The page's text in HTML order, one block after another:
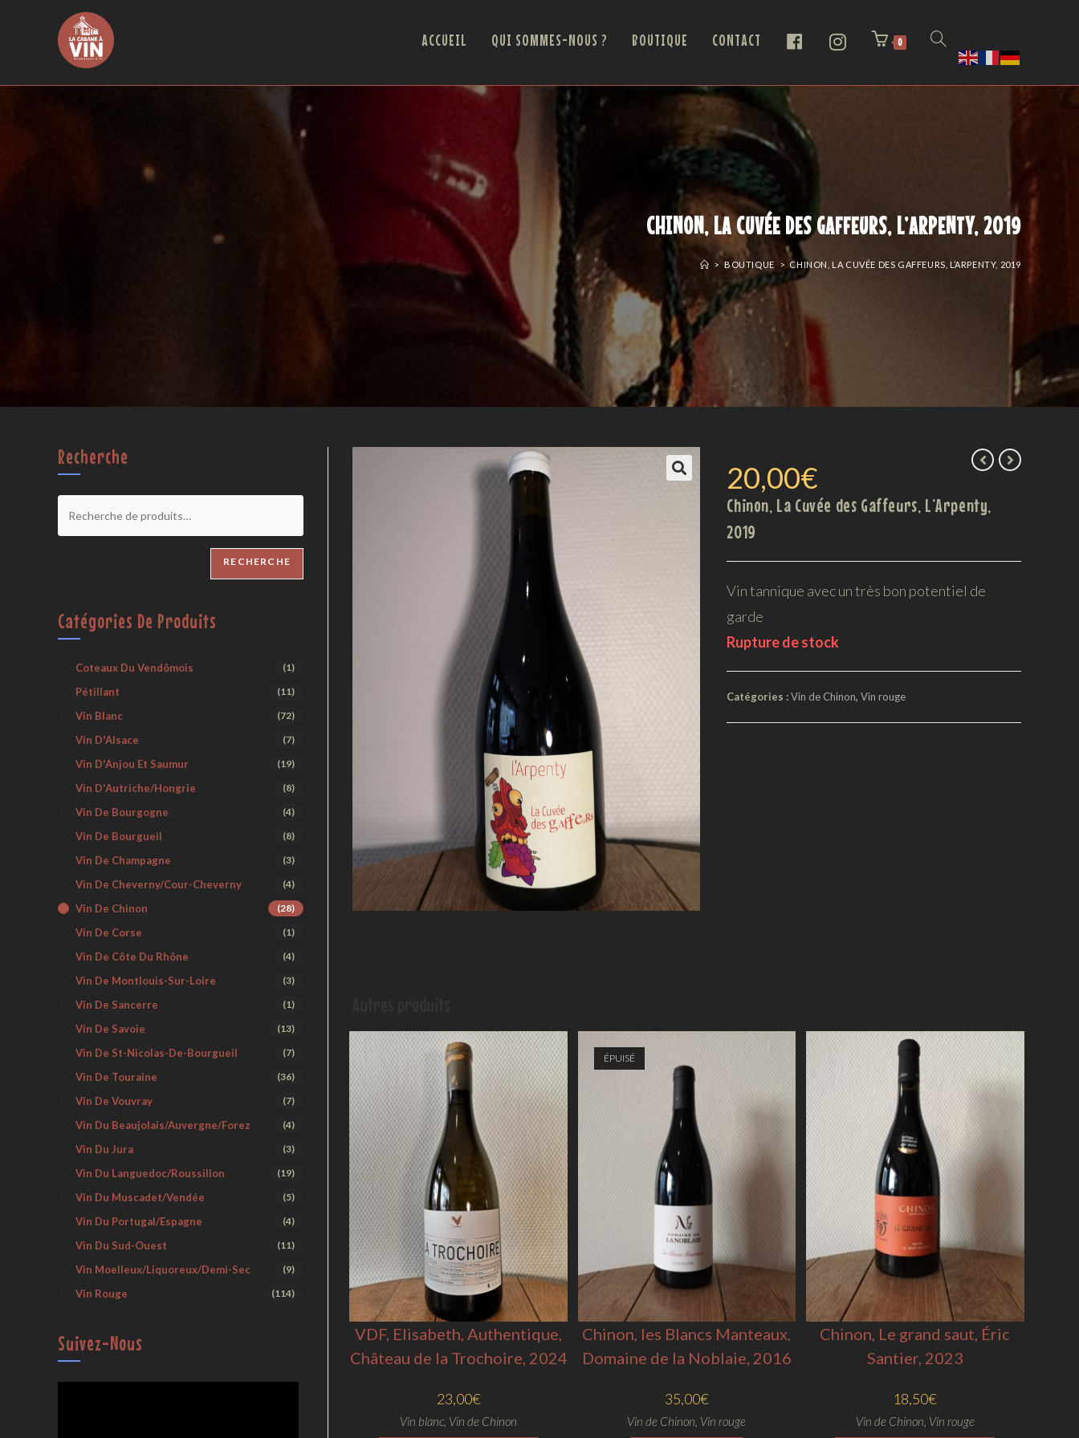
ACCUEIL QUI SOMMES-NOUS ? BOUTIQUE CONTACT 0
CHINON, LA CUVÉE DES GAFFEURS, L’ARPENTY, 2019
> BOUTIQUE > CHINON, LA CUVÉE DES GAFFEURS, L’ARPENTY, 2019
20,00€
Chinon, La Cuvée des Gaffeurs, L’Arpenty,
2019
Vin tannique avec un très bon potentiel de
garde
Rupture de stock
Catégories :Vin de Chinon,Vin rouge
VDF, Elisabeth, Authentique,
Château de la Trochoire, 2024
23,00€
Vin blanc, Vin de Chinon
ÉPUISÉ
Chinon, les Blancs Manteaux,
Domaine de la Noblaie, 2016
35,00€
Vin de Chinon, Vin rouge
Chinon, Le grand saut, Éric
Santier, 2023
18,50€
Vin de Chinon, Vin rouge
Recherche
RECHERCHE
Catégories De Produits
Coteaux Du Vendômois (1)
Pétillant (11)
Vin Blanc (72)
Vin D'Alsace (7)
Vin D'Anjou Et Saumur (19)
Vin D'Autriche/Hongrie (8)
Vin De Bourgogne (4)
Vin De Bourgueil (8)
Vin De Champagne (3)
Vin De Cheverny/Cour-Cheverny (4)
Vin De Chinon (28)
Vin De Corse (1)
Vin De Côte Du Rhône (4)
Vin De Montlouis-Sur-Loire (3)
Vin De Sancerre (1)
Vin De Savoie (13)
Vin De St-Nicolas-De-Bourgueil (7)
Vin De Touraine (36)
Vin De Vouvray (7)
Vin Du Beaujolais/Auvergne/Forez (4)
Vin Du Jura (3)
Vin Du Languedoc/Roussillon (19)
Vin Du Muscadet/Vendée (5)
Vin Du Portugal/Espagne (4)
Vin Du Sud-Ouest (11)
Vin Moelleux/liquoreux/demi-Sec (9)
Vin Rouge (114)
Suivez-Nous